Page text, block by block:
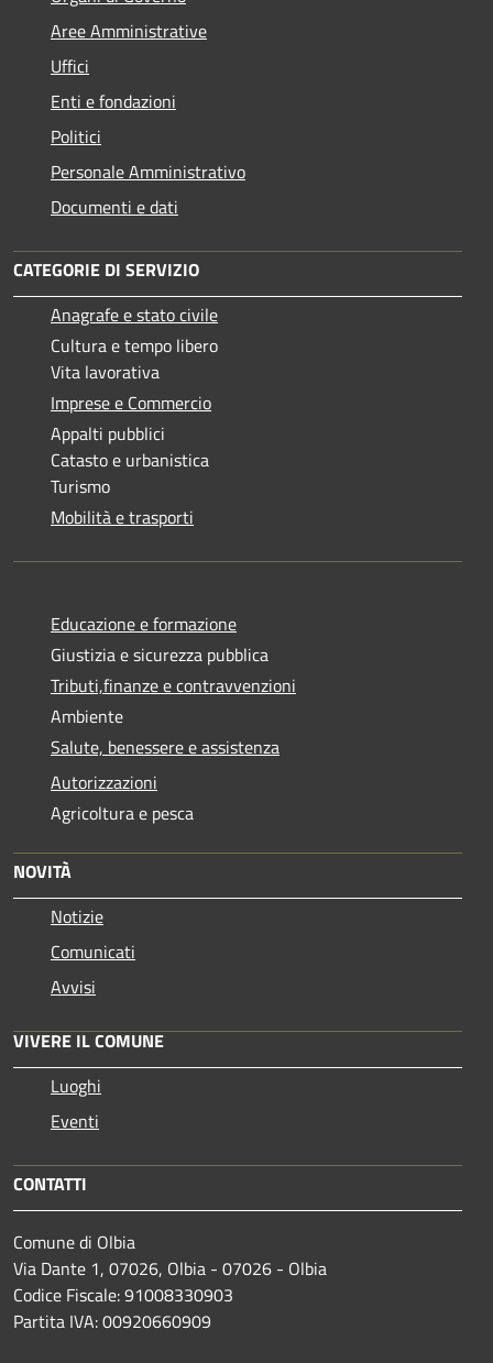
Aree Amministrative
Uffici
Enti e fondazioni
Politici
Personale Amministrativo
Documenti e dati
CATEGORIE DI SERVIZIO
Anagrafe e stato civile
Cultura e tempo libero
Vita lavorativa
Imprese e Commercio
Appalti pubblici
Catasto e urbanistica
Turismo
Mobilità e trasporti
Educazione e formazione
Giustizia e sicurezza pubblica
Tributi,finanze e contravvenzioni
Ambiente
Salute, benessere e assistenza
Autorizzazioni
Agricoltura e pesca
NOVITÀ
Notizie
Comunicati
Avvisi
VIVERE IL COMUNE
Luoghi
Eventi
CONTATTI
Comune di Olbia
Via Dante 1, 07026, Olbia - 07026 - Olbia
Codice Fiscale: 91008330903
Partita IVA: 00920660909